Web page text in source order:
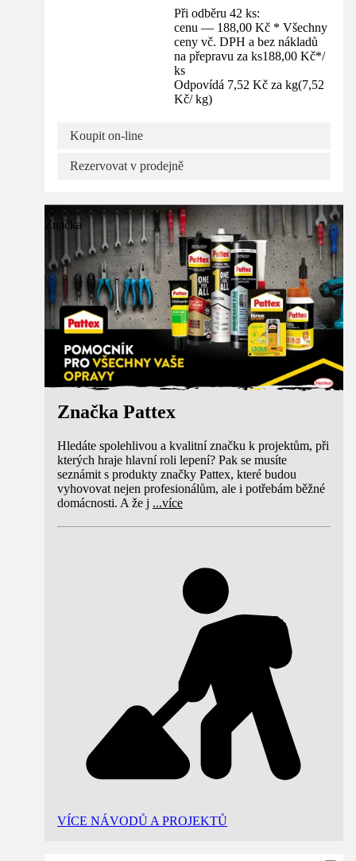
Při odběru 42 ks:
cenu — 188,00 Kč * Všechny
ceny vč. DPH a bez nákladů
na přepravu za ks188,00 Kč*/
ks
Odpovídá 7,52 Kč za kg(7,52
Kč/ kg)
Koupit on-line
Rezervovat v prodejně
Značka
Značka Pattex
Hledáte spolehlivou a kvalitní značku k projektům, při
kterých hraje hlavní roli lepení? Pak se musíte
seznámit s produkty značky Pattex, které budou
vyhovovat nejen profesionálům, ale i potřebám běžné
domácnosti. A že j ...více
VÍCE NÁVODŮ A PROJEKTŮ